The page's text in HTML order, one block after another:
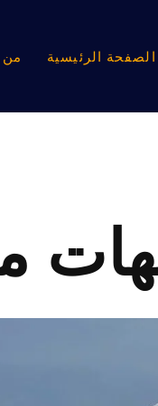
الصفحة الرئيسية من